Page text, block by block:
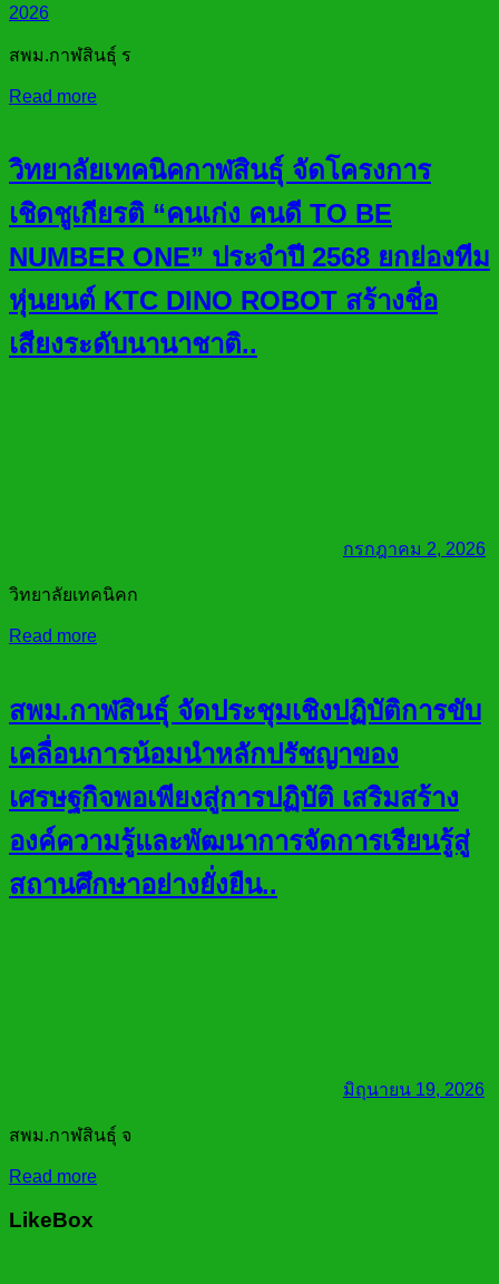
2026
สพม.กาฬสินธุ์ ร
Read more
วิทยาลัยเทคนิคกาฬสินธุ์ จัดโครงการ
เชิดชูเกียรติ “คนเก่ง คนดี TO BE
NUMBER ONE” ประจำปี 2568 ยกย่องทีม
หุ่นยนต์ KTC DINO ROBOT สร้างชื่อ
เสียงระดับนานาชาติ..
กรกฎาคม 2, 2026
วิทยาลัยเทคนิคก
Read more
สพม.กาฬสินธุ์ จัดประชุมเชิงปฏิบัติการขับ
เคลื่อนการน้อมนำหลักปรัชญาของ
เศรษฐกิจพอเพียงสู่การปฏิบัติ เสริมสร้าง
องค์ความรู้และพัฒนาการจัดการเรียนรู้สู่
สถานศึกษาอย่างยั่งยืน..
มิถุนายน 19, 2026
สพม.กาฬสินธุ์ จ
Read more
LikeBox